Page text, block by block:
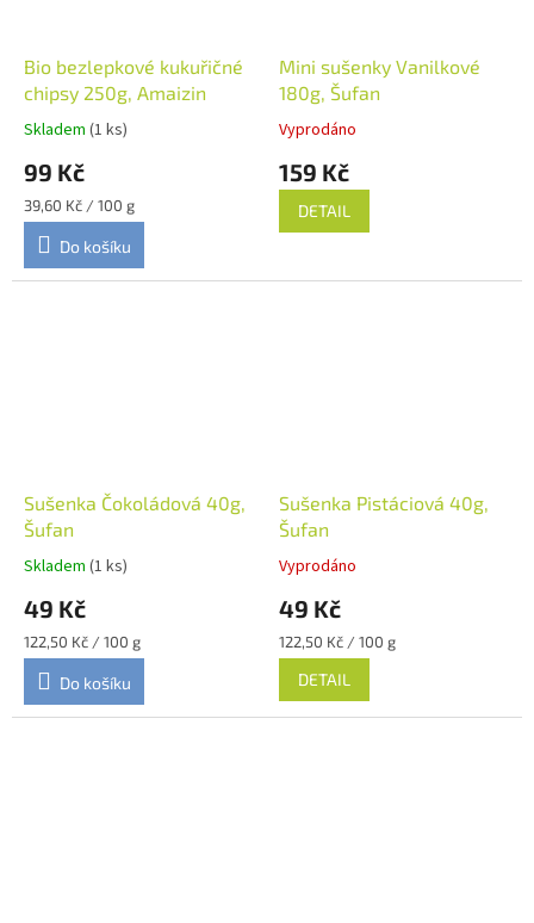
Bio bezlepkové kukuřičné
chipsy 250g, Amaizin
Skladem (1 ks)
99 Kč
Měrná
cena:
39,60 Kč / 100 g
Do košíku
Mini sušenky Vanilkové
180g, Šufan
Vyprodáno
159 Kč
DETAIL
Sušenka Čokoládová 40g,
Šufan
Skladem (1 ks)
49 Kč
Měrná
cena:
122,50 Kč / 100 g
Do košíku
Sušenka Pistáciová 40g,
Šufan
Vyprodáno
49 Kč
Měrná
cena:
122,50 Kč / 100 g
DETAIL